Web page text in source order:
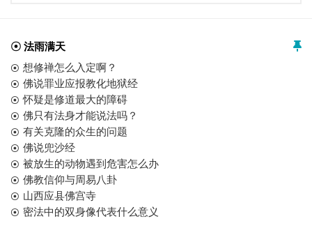
☉ 法雨满天
想修禅怎么入定啊？
佛说罪业应报教化地狱经
怀疑是修道最大的障碍
佛只有法身才能说法吗？
有关克隆的众生的问题
佛说兜沙经
被放生的动物遇到危害怎么办
佛教信仰与周易八卦
山西应县佛宫寺
密法中的双身像代表什么意义